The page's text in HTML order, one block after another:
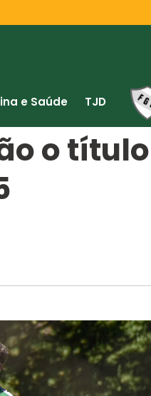
e Saúde TJD
o